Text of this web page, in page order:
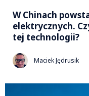
W Chinach
elektrycznych.
tej technologii?
Maciek Jędrusik